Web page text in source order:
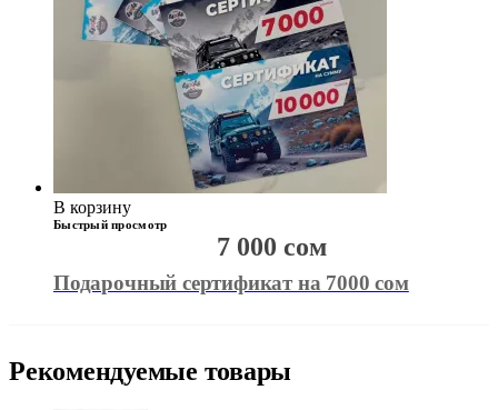
В корзину
Быстрый просмотр
Подарочный сертификат на 7000 сом
7 000 сом
Рекомендуемые товары